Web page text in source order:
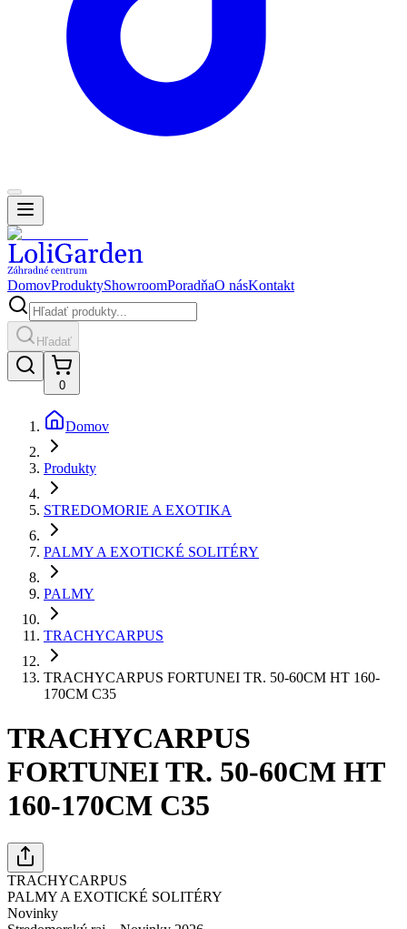
DomovProduktyShowroomPoradňaO násKontakt
Hľadať
0
Domov
Produkty
STREDOMORIE A EXOTIKA
PALMY A EXOTICKÉ SOLITÉRY
PALMY
TRACHYCARPUS
TRACHYCARPUS FORTUNEI TR. 50-60CM HT 160-
170CM C35
TRACHYCARPUS
FORTUNEI TR. 50-60CM HT
160-170CM C35
TRACHYCARPUS
PALMY A EXOTICKÉ SOLITÉRY
Novinky